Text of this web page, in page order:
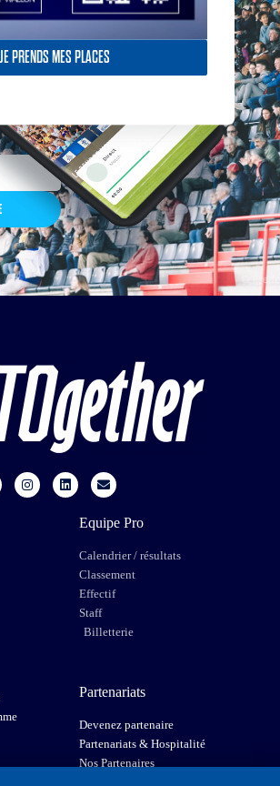
PRENDS MES PLACES
Equipe Pro
Calendrier / résultats
Classement
Effectif
Staff
Billetterie
Partenariats
Devenez partenaire
Partenariats & Hospitalité
Nos Partenaires